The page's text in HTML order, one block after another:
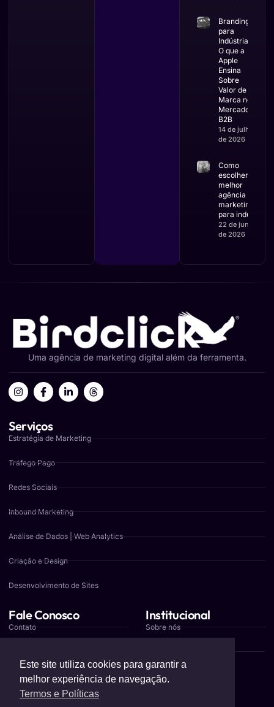
Branding
para
Indústrias:
O que a
Apple
Ensina
Sobre
Valor de
Marca no
Mercado
B2B
14 de julho
de 2026
Como
escolher a
melhor
agência de
marketing
para indústria
22 de junho
de 2026
Uma agência de marketing digital além da ferramenta.
Serviços
Estratégia de Marketing
Tráfego Pago
Redes Sociais
Inbound Marketing
Análise de Dados | Web Analytics
Criação e Design
Desenvolvimento de Sites
Fale Conosco
Contato
Trabalhe Conosco
Institucional
Sobre nós
Blog
Este site utiliza cookies para garantir a
melhor experiência de navegação.
Termos e Políticas